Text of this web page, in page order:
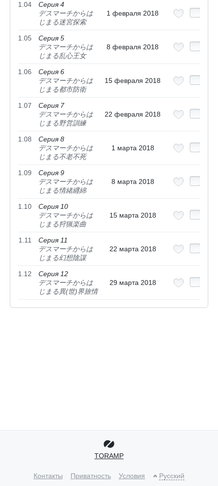
1.04
Серия 4
デスマーチからは
じまる迷宮探索
1 февраля 2018
1.05
Серия 5
デスマーチからは
じまる乱心王女
8 февраля 2018
1.06
Серия 6
デスマーチからは
じまる都市防衛
15 февраля 2018
1.07
Серия 7
デスマーチからは
じまる野営訓練
22 февраля 2018
1.08
Серия 8
デスマーチからは
じまる不老不死
1 марта 2018
1.09
Серия 9
デスマーチからは
じまる情緒纒綿
8 марта 2018
1.10
Серия 10
デスマーチからは
じまる狩猟楽曲
15 марта 2018
1.11
Серия 11
デスマーチからは
じまる幻想陰謀
22 марта 2018
1.12
Серия 12
デスマーチからは
じまる異(世)界旅情
29 марта 2018
TORAMP
Контакты Приватность Условия Русский